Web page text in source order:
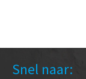
Snel naar: